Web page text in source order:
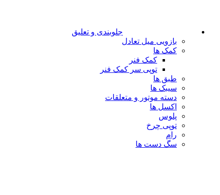
جلوبندی و تعلیق
بازویی میل تعادل
کمک ها
کمک فنر
توپی سر کمک فنر
طبق ها
سیبک ها
دسته موتور و متعلقات
اکسل ها
پلوس
توپی چرخ
رام
سگ دست ها